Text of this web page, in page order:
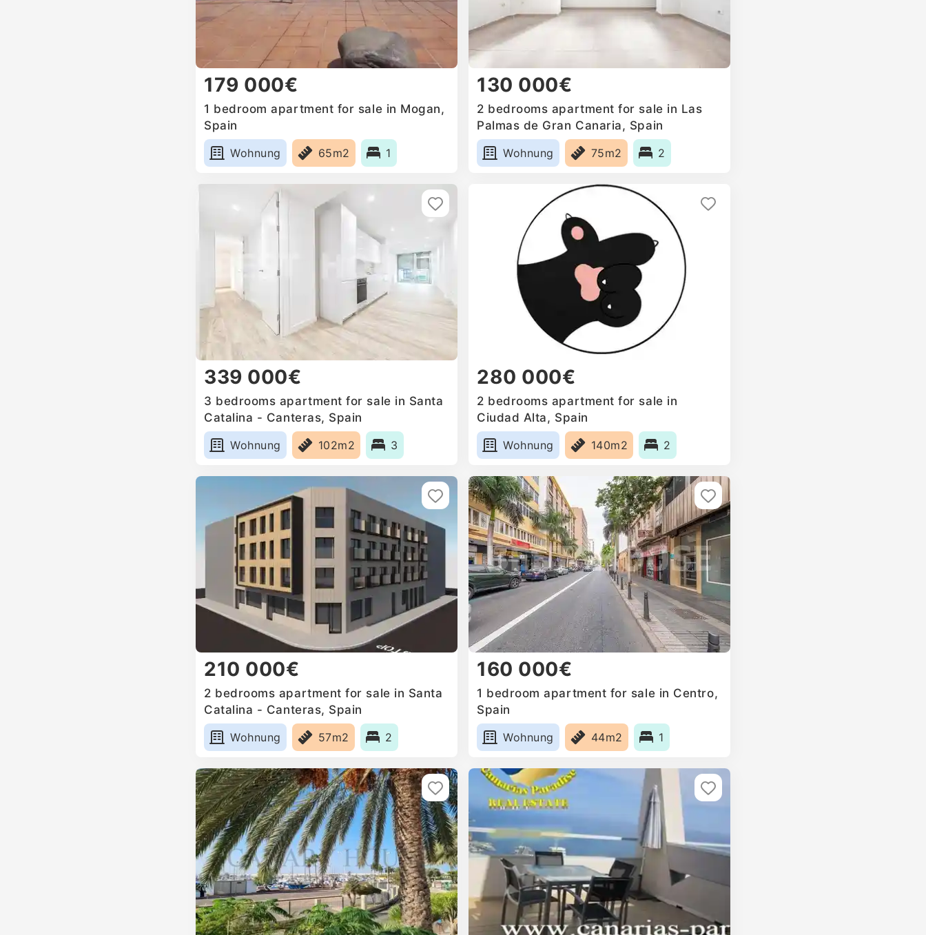
179 000€
1 bedroom apartment for sale in Mogan,
Spain
Wohnung
65m2 1
130 000€
2 bedrooms apartment for sale in Las
Palmas de Gran Canaria, Spain
Wohnung
75m2 2
339 000€
3 bedrooms apartment for sale in Santa
Catalina - Canteras, Spain
Wohnung
102m2 3
280 000€
2 bedrooms apartment for sale in
Ciudad Alta, Spain
Wohnung
140m2 2
210 000€
2 bedrooms apartment for sale in Santa
Catalina - Canteras, Spain
Wohnung
57m2 2
160 000€
1 bedroom apartment for sale in Centro,
Spain
Wohnung
44m2 1